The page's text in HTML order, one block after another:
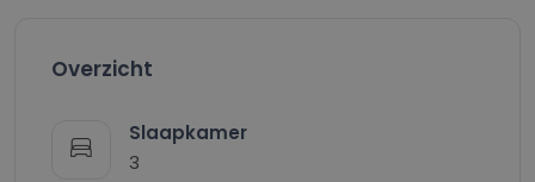
Overzicht
Slaapkamer
3